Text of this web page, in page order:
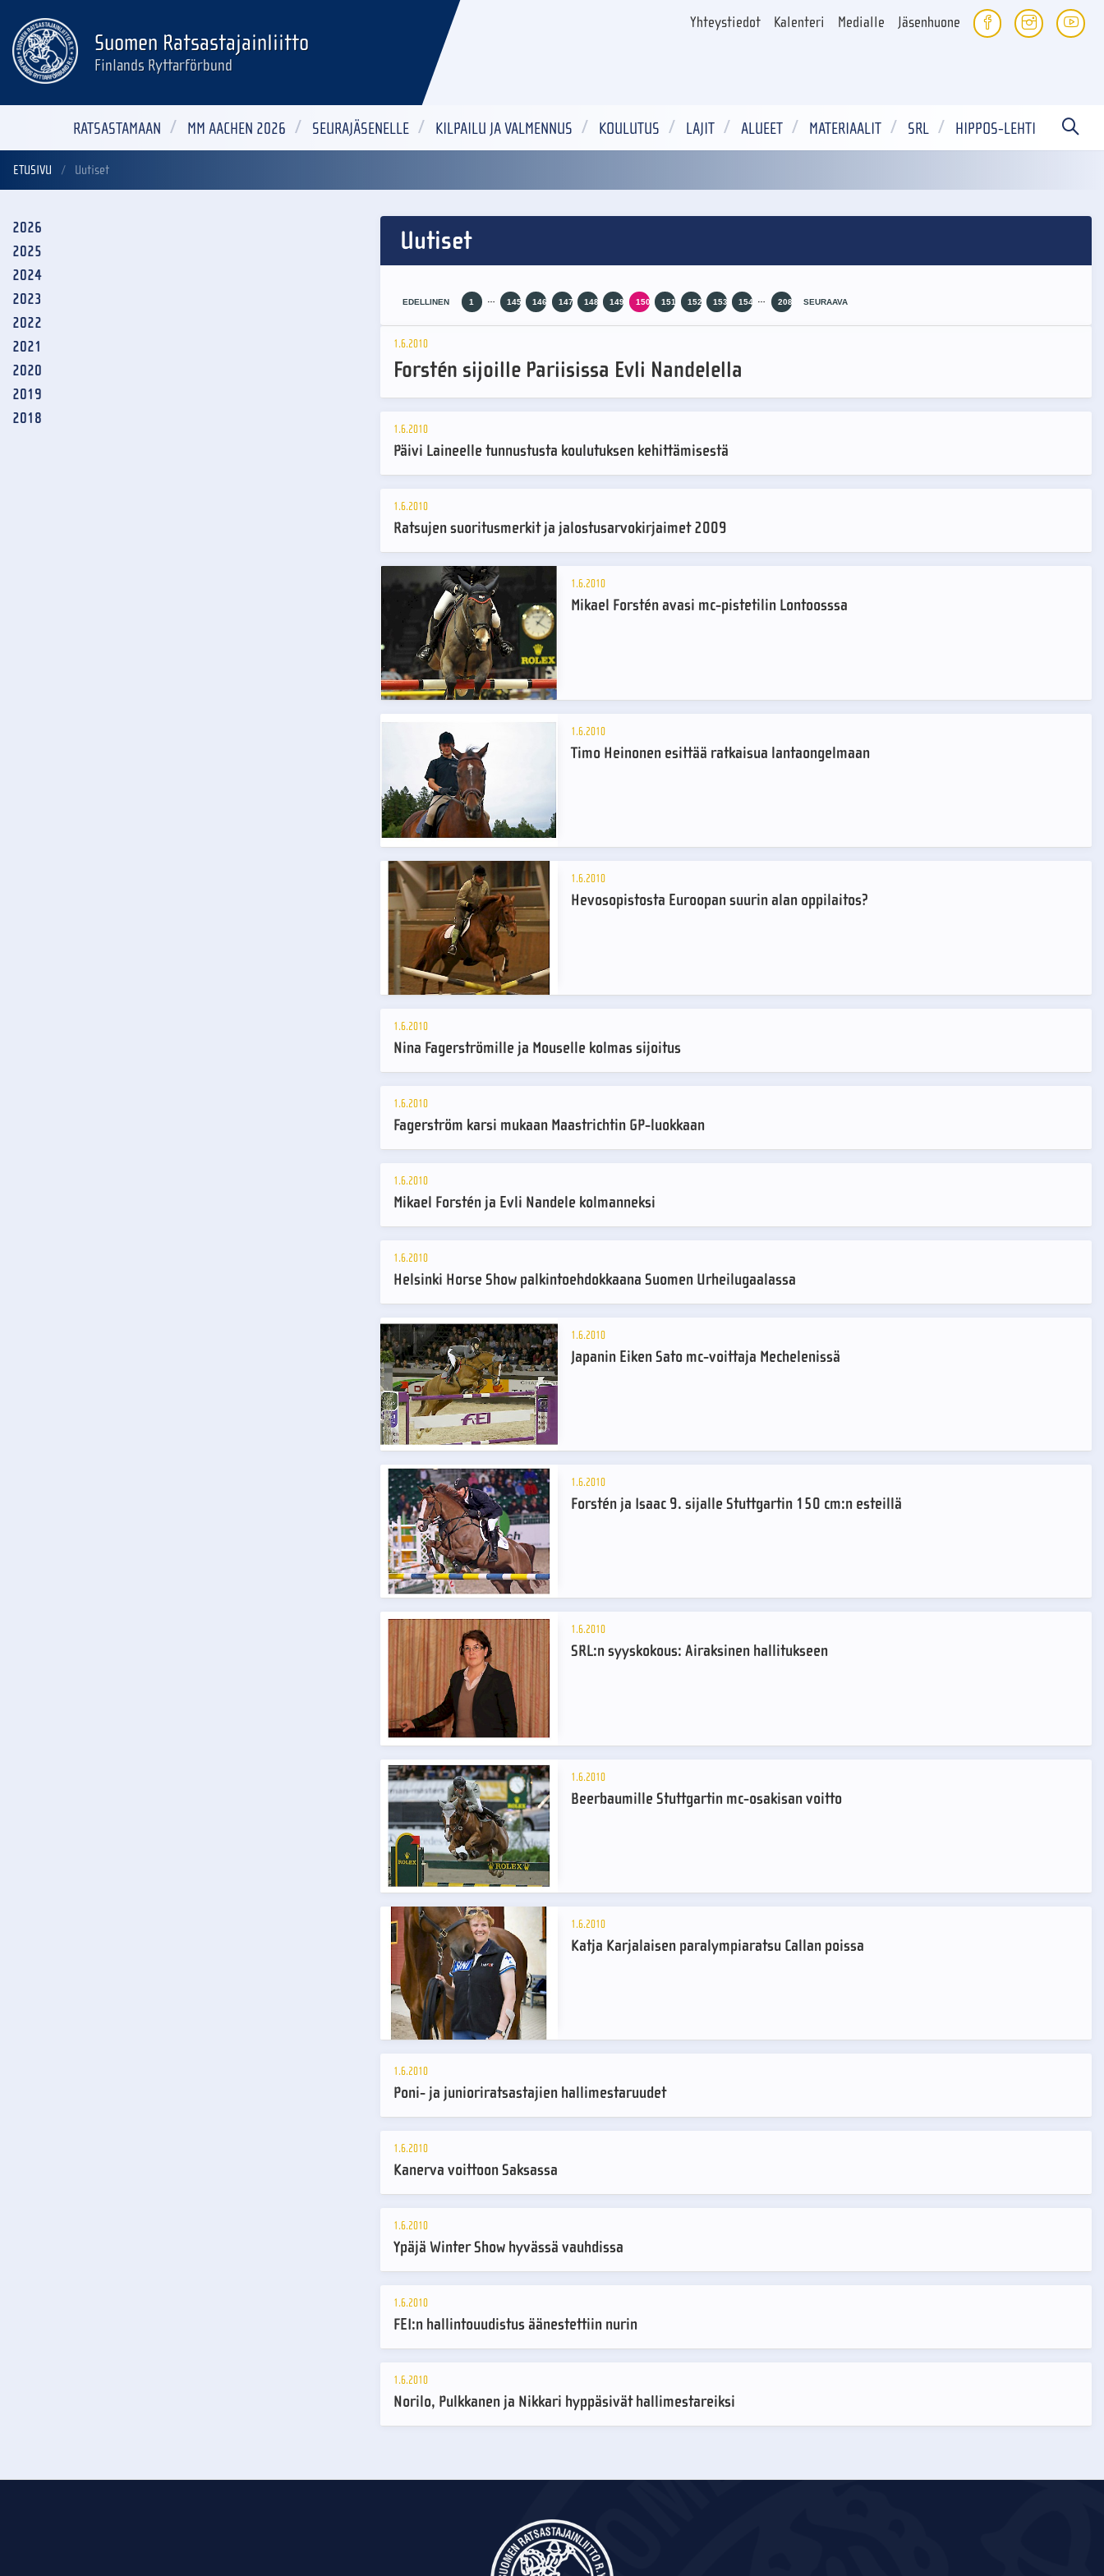
Yhteystiedot Kalenteri Medialle Jäsenhuone
Suomen Ratsastajainliitto
Finlands Ryttarförbund
RATSASTAMAAN MM AACHEN 2026 SEURAJÄSENELLE KILPAILU JA VALMENNUS KOULUTUS LAJIT ALUEET MATERIAALIT SRL HIPPOS-LEHTI
ETUSIVU Uutiset
Uutiset
EDELLINEN 1 … 145 146 147 148 149 150 151 152 153 154 … 208 SEURAAVA
1.6.2010
Forstén sijoille Pariisissa Evli Nandelella
1.6.2010
Päivi Laineelle tunnustusta koulutuksen kehittämisestä
1.6.2010
Ratsujen suoritusmerkit ja jalostusarvokirjaimet 2009
1.6.2010
Mikael Forstén avasi mc-pistetilin Lontoosssa
1.6.2010
Timo Heinonen esittää ratkaisua lantaongelmaan
1.6.2010
Hevosopistosta Euroopan suurin alan oppilaitos?
1.6.2010
Nina Fagerströmille ja Mouselle kolmas sijoitus
1.6.2010
Fagerström karsi mukaan Maastrichtin GP-luokkaan
1.6.2010
Mikael Forstén ja Evli Nandele kolmanneksi
1.6.2010
Helsinki Horse Show palkintoehdokkaana Suomen Urheilugaalassa
1.6.2010
Japanin Eiken Sato mc-voittaja Mechelenissä
1.6.2010
Forstén ja Isaac 9. sijalle Stuttgartin 150 cm:n esteillä
1.6.2010
SRL:n syyskokous: Airaksinen hallitukseen
1.6.2010
Beerbaumille Stuttgartin mc-osakisan voitto
1.6.2010
Katja Karjalaisen paralympiaratsu Callan poissa
1.6.2010
Poni- ja junioriratsastajien hallimestaruudet
1.6.2010
Kanerva voittoon Saksassa
1.6.2010
Ypäjä Winter Show hyvässä vauhdissa
1.6.2010
FEI:n hallintouudistus äänestettiin nurin
1.6.2010
Norilo, Pulkkanen ja Nikkari hyppäsivät hallimestareiksi
2026
2025
2024
2023
2022
2021
2020
2019
2018